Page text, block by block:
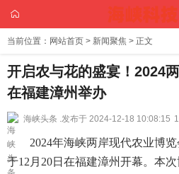
当前位置： 网站首页 > 新闻聚焦 > 正文
开启农与花的盛宴！2024
在福建漳州举办
海峡头条 .发布于 2024-12-18 10:08:15
2024年海峡两岸现代农业博
于12月20日在福建漳州开幕。本